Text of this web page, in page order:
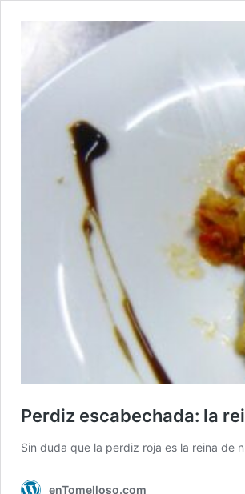
Perdiz escabechada: la
Sin duda que la perdiz roja es la reina de
enTomelloso.com